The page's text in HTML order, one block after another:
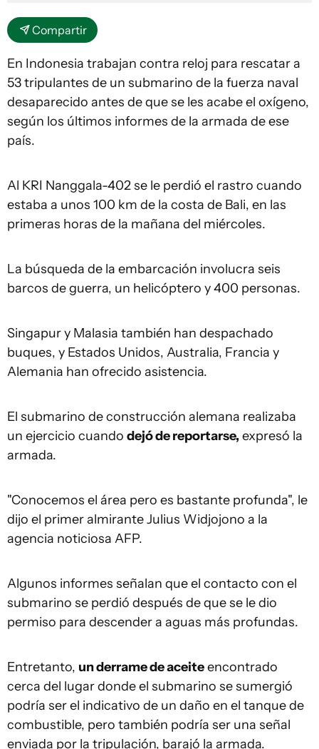
Compartir
En Indonesia trabajan contra reloj para rescatar a
53 tripulantes de un submarino de la fuerza naval
desaparecido antes de que se les acabe el oxígeno,
según los últimos informes de la armada de ese
país.
Al KRI Nanggala-402 se le perdió el rastro cuando
estaba a unos 100 km de la costa de Bali, en las
primeras horas de la mañana del miércoles.
La búsqueda de la embarcación involucra seis
barcos de guerra, un helicóptero y 400 personas.
Singapur y Malasia también han despachado
buques, y Estados Unidos, Australia, Francia y
Alemania han ofrecido asistencia.
El submarino de construcción alemana realizaba
un ejercicio cuando dejó de reportarse, expresó la
armada.
"Conocemos el área pero es bastante profunda", le
dijo el primer almirante Julius Widjojono a la
agencia noticiosa AFP.
Algunos informes señalan que el contacto con el
submarino se perdió después de que se le dio
permiso para descender a aguas más profundas.
Entretanto, un derrame de aceiteencontrado
cerca del lugar donde el submarino se sumergió
podría ser el indicativo de un daño en el tanque de
combustible, pero también podría ser una señal
enviada por la tripulación, barajó la armada.